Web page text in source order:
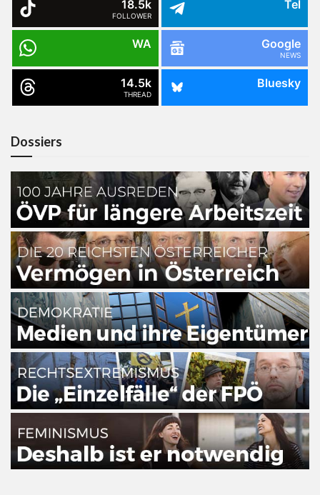
18.5k
FOLLOWER
Tel
WA Google
NEWS
14.5k
THREAD
Bluesky
Dossiers